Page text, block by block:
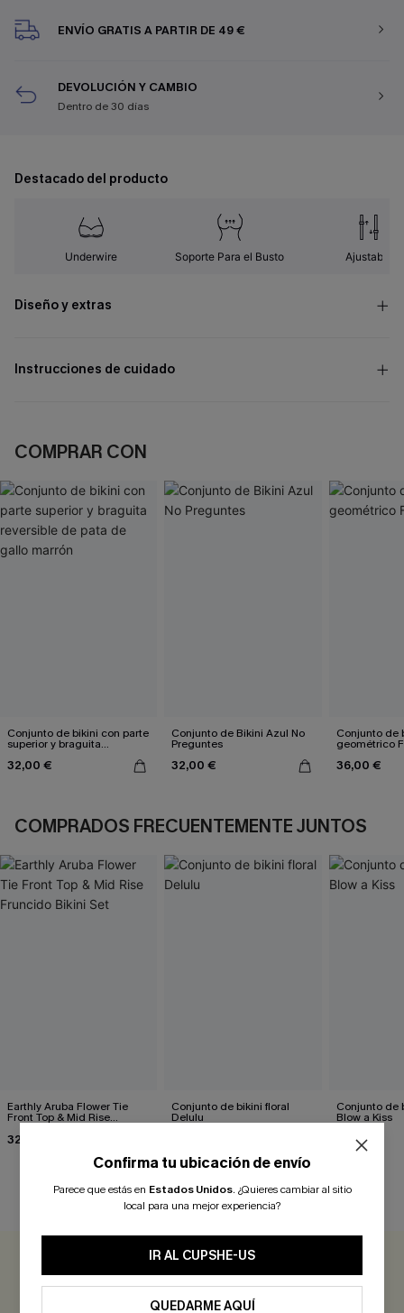
ENVÍO GRATIS A PARTIR DE 49 €
DEVOLUCIÓN Y CAMBIO
Dentro de 30 días
Destacado del producto
Underwire Soporte Para el Busto Ajustable
Diseño y extras
Instrucciones de cuidado
COMPRAR CON
Conjunto de bikini con parte
superior y braguita
reversible de pata de gallo
marrón
32,00 €
Conjunto de Bikini Azul No
Preguntes
32,00 €
Conjunto de
geométrico
36,00 €
COMPRADOS FRECUENTEMENTE JUNTOS
Earthly Aruba Flower Tie
Front Top & Mid Rise
32,00 €
Conjunto de bikini floral
Delulu
Conjunto de
Blow a Kiss
42,00 €
RESEÑAS DE CLIENTES
Confirma tu ubicación de envío
Parece que estás en Estados Unidos. ¿Quieres cambiar al sitio
local para una mejor experiencia?
IR AL CUPSHE-US
QUEDARME AQUÍ